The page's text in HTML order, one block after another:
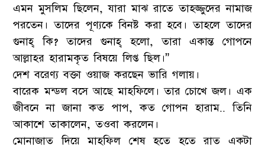
এমন মুসলিম ছিলেন, যারা মাঝ রাতে তাহজ্জুদের নামাজ
পরতেন। তাদের পূণ্যকে বিনষ্ট করা হবে। তাহলে তাদের
গুনাহ্ কি? তাদের গুনাহ্ হলো, তারা একান্ত গোপনে
আল্লাহর হারামকৃত বিষয়ে লিপ্ত ছিল।”
দেশ বরেণ্য বক্তা ওয়াজ করছেন ভারি গলায়।
বারেক মন্ডল বসে আছে মাহফিলে। তার চোখে জল। এক
জীবনে না জানা কত পাপ, কত গোপন হারাম.. তিনি
আকাশে তাকালেন, তওবা করলেন।
মোনাজাত দিয়ে মাহফিল শেষ হতে হতে রাত একটা